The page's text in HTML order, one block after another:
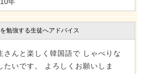
勉強する生徒へアドバイス
さんと楽しく韓国語で しゃべりな
たいです。 よろしくお願いしま